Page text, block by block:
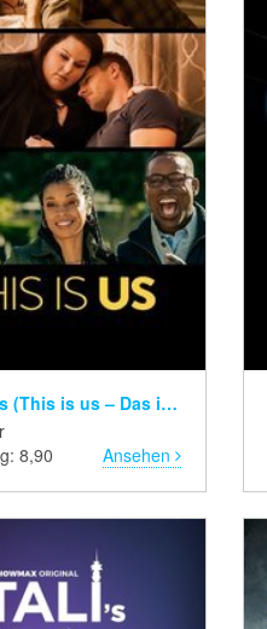
This is us (This is us – Das ist Leben)
8,90
Ansehen